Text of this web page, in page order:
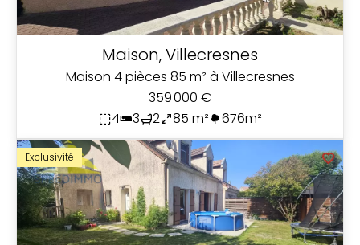
Maison, Villecresnes
Maison 4 pièces 85 m² à Villecresnes
359 000 €
4
3 2 85 m² 676m²
Exclusivité